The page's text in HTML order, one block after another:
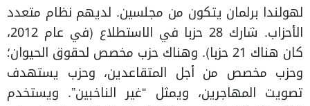
لهولندا برلمان يتكون من مجلسين. لديهم نظام متعدد
الأحزاب. شارك 28 حزبا في الاستطلاع (في عام 2012،
كان هناك 21 حزبا). وهناك حزب مخصص لحقوق الحيوان؛
وحزب مخصص من أجل المتقاعدين، وحزب يستهدف
تصويت المهاجرين، ويمثل “غير الناخبين”. ويستخدم